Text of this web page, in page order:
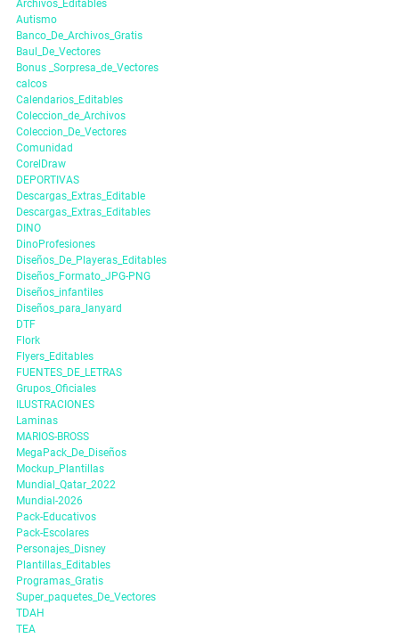
Archivos_Editables
Autismo
Banco_De_Archivos_Gratis
Baul_De_Vectores
Bonus _Sorpresa_de_Vectores
calcos
Calendarios_Editables
Coleccion_de_Archivos
Coleccion_De_Vectores
Comunidad
CorelDraw
DEPORTIVAS
Descargas_Extras_Editable
Descargas_Extras_Editables
DINO
DinoProfesiones
Diseños_De_Playeras_Editables
Diseños_Formato_JPG-PNG
Diseños_infantiles
Diseños_para_lanyard
DTF
Flork
Flyers_Editables
FUENTES_DE_LETRAS
Grupos_Oficiales
ILUSTRACIONES
Laminas
MARIOS-BROSS
MegaPack_De_Diseños
Mockup_Plantillas
Mundial_Qatar_2022
Mundial-2026
Pack-Educativos
Pack-Escolares
Personajes_Disney
Plantillas_Editables
Programas_Gratis
Super_paquetes_De_Vectores
TDAH
TEA